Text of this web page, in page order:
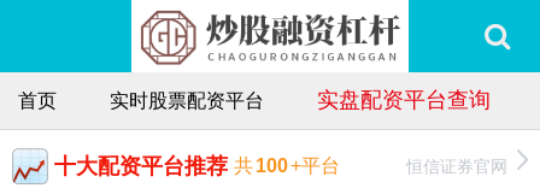
首页 实时股票配资平台 实盘配资平台查询
十大配资平台推荐 共100+平台 恒信证券官网